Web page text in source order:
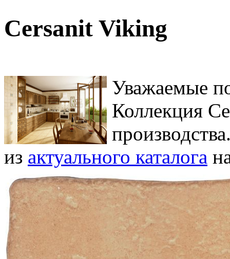
Cersanit Viking
Уважаемые
Коллекция
из актуального каталога